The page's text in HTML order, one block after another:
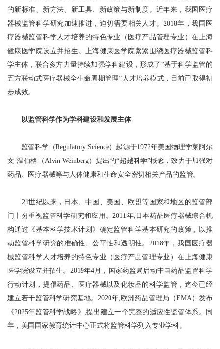
的新标准、新方法、新工具、新政策与新制度。近年来，我国医疗
器械监管科学研究加速推进，迫切需要相关人才。2018年，我国医
疗器械监管科学人才培养的特色专业（医疗产品管理专业）在上海
健康医学院设立并招生。上海健康医学院紧紧围绕医疗器械监管科
学主体，联合多方力量持续加强学科建设，形成了“基于科学监管的
五方联动式医疗器械全生命周期管理”人才培养模式，目前已取得初
步成效。
以监管科学作为学科建设和发展主体
监管科学（Regulatory Science）起源于1972年美国物理学家阿尔
文·温伯格（Alvin Weinberg）提出的“超越科学”概念，致力于加强对
药品、医疗器械等与人体健康和生命安全密切相关产品的监管。
21世纪以来，日本、中国、美国、欧盟等国家和地区的监管部
门十分重视监管科学研究和应用。2011年,日本药品医疗器械综合机
构通过《基本科学技术计划》确定监管科学基本研究的政策，以推
动监管科学研究的准确性、公平性和透明性。2018年，我国医疗器
械监管科学人才培养的特色专业（医疗产品管理专业）在上海健康
医学院设立并招生。2019年4月，国家药监局启动中国药品监管科学
行动计划，提倡药品、医疗器械以及化妆品的科学监管，迄今已经
建立若干监管科学研究基地。2020年,欧洲药品管理局（EMA）发布
《2025年监管科学战略》,提出建立一个完整的适应性监管体系。同
年，美国国家教育统计中心正式将监管科学列入专业学科。